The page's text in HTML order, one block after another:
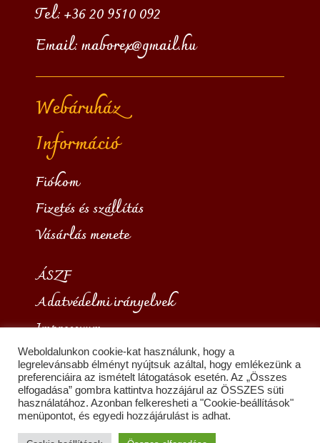
Tel:+36 20 9510 092
Email:maborex@gmail.hu
Webáruház
Információ
Fiókom
Fizetés és szállítás
Vásárlás menete
ÁSZF
Adatvédelmi irányelvek
Impresszum
Copyright © 2026 Borkínáló
Weboldalunkon cookie-kat használunk, hogy a
legrelevánsabb élményt nyújtsuk azáltal, hogy emlékezünk a
preferenciáira az ismételt látogatások esetén. Az „Összes
elfogadása” gombra kattintva hozzájárul az ÖSSZES süti
használatához. Azonban felkeresheti a "Cookie-beállítások"
menüpontot, és egyedi hozzájárulást is adhat.